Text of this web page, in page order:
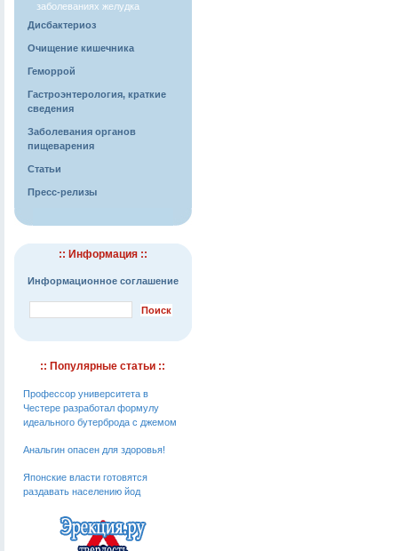
заболеваниях желудка
Дисбактериоз
Очищение кишечника
Геморрой
Гастроэнтерология, краткие
сведения
Заболевания органов
пищеварения
Статьи
Пресс-релизы
:: Информация ::
Информационное соглашение
:: Популярные статьи ::
Профессор университета в
Честере разработал формулу
идеального бутерброда с джемом
Анальгин опасен для здоровья!
Японские власти готовятся
раздавать населению йод